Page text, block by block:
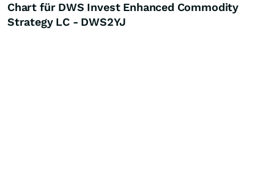
Chart für DWS Invest Enhanced Commodity
Strategy LC - DWS2YJ